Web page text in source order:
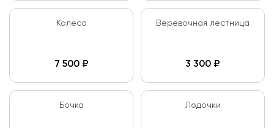
Колесо
7 500₽
Веревочная лестница
3 300 ₽
Бочка Лодочки